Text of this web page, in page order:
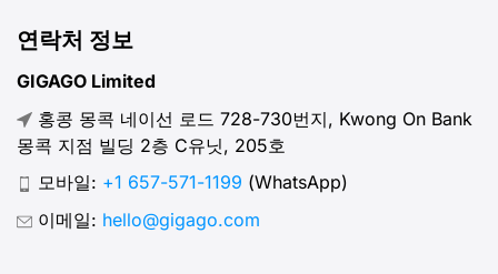
연락처 정보
GIGAGO Limited
홍콩 몽콕 네이선 로드 728-730번지, Kwong On Bank
몽콕 지점 빌딩 2층 C유닛, 205호
모바일: +1 657-571-1199 (WhatsApp)
이메일: hello@gigago.com